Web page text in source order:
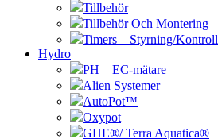
Tillbehör
Tillbehör Och Montering
Timers – Styrning/Kontroll
Hydro
PH – EC-mätare
Alien Systemer
AutoPot™
Oxypot
GHE®/ Terra Aquatica®